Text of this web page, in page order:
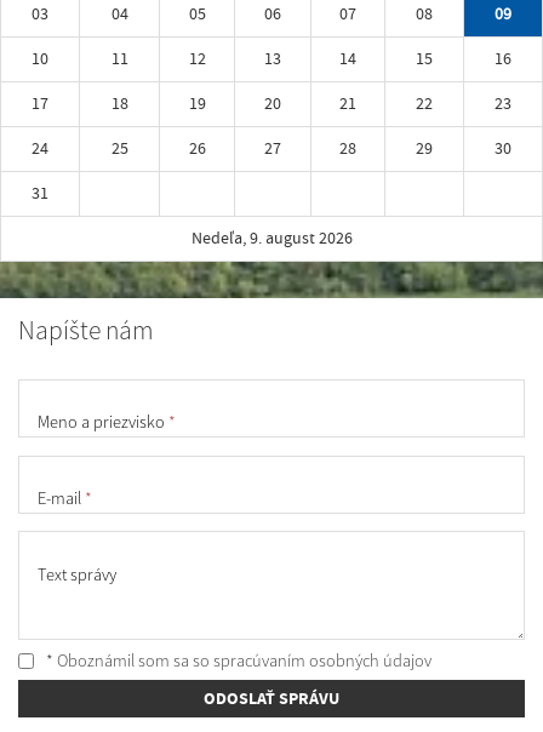
03
04 05 06 07 08
09
10
11 12 13 14 15
16
17
18 19 20 21 22
23
24
25 26 27 28 29
30
31
Nedeľa, 9. august 2026
Napíšte nám
Meno a priezvisko *
E-mail *
Text správy
* Oboznámil som sa so spracúvaním osobných údajov
ODOSLAŤ SPRÁVU